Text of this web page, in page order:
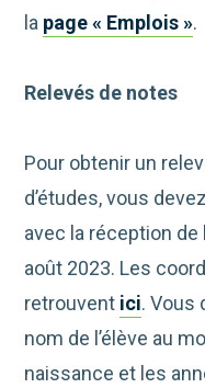
la page « Emplois ».
Relevés de notes
Pour obtenir un
d’études, vous
avec la réception de
août 2023. Les
retrouvent ici. Vous
nom de l’élève au
naissance et les